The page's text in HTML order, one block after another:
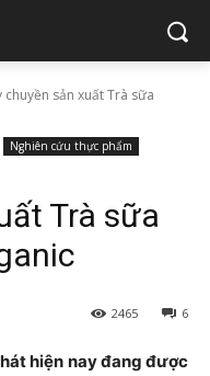
chuyền sản xuất Trà sữa
Nghiên cứu thực phẩm
Trà sữa
6
2465
hiện nay đang được